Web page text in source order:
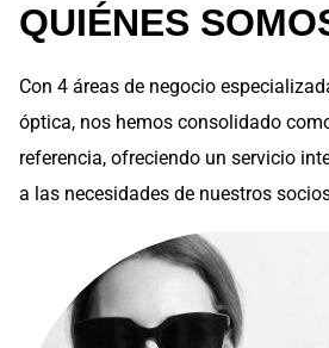
QUIÉNES
Con 4 áreas de negocio
óptica, nos hemos consolidado
referencia, ofreciendo un servicio
a las necesidades de nuestros